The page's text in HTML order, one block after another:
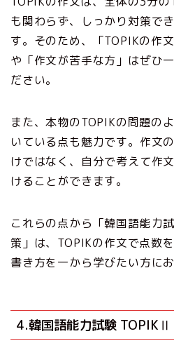
も関わらず、しっかり対策で
す。そのため、「TOPIKの作
や「作文が苦手な方」はぜひ
ださい。
また、本物のTOPIKの問題の
いている点も魅力です。作文
けではなく、自分で考えて作
けることができます。
これらの点から「韓国語能力
策」は、TOPIKの作文で点数
書き方を一から学びたい方にお
4.韓国語能力試験 TOPIKⅡ